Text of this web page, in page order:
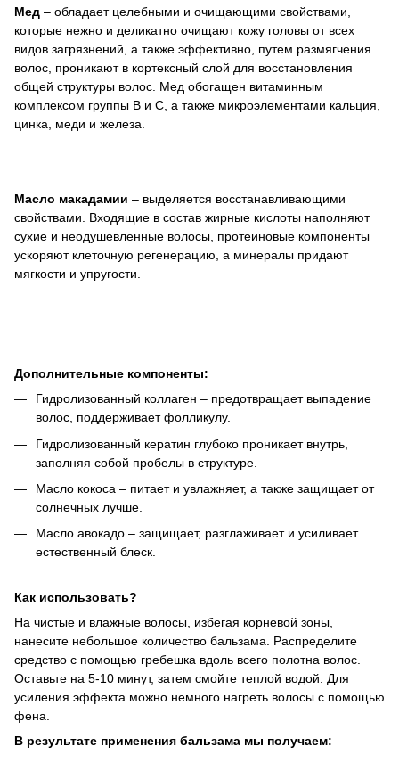
Мед – обладает целебными и очищающими свойствами,
которые нежно и деликатно очищают кожу головы от всех
видов загрязнений, а также эффективно, путем размягчения
волос, проникают в кортексный слой для восстановления
общей структуры волос. Мед обогащен витаминным
комплексом группы В и С, а также микроэлементами кальция,
цинка, меди и железа.
Масло макадамии – выделяется восстанавливающими
свойствами. Входящие в состав жирные кислоты наполняют
сухие и неодушевленные волосы, протеиновые компоненты
ускоряют клеточную регенерацию, а минералы придают
мягкости и упругости.
Дополнительные компоненты:
Гидролизованный коллаген – предотвращает выпадение
волос, поддерживает фолликулу.
Гидролизованный кератин глубоко проникает внутрь,
заполняя собой пробелы в структуре.
Масло кокоса – питает и увлажняет, а также защищает от
солнечных лучше.
Масло авокадо – защищает, разглаживает и усиливает
естественный блеск.
Как использовать?
На чистые и влажные волосы, избегая корневой зоны,
нанесите небольшое количество бальзама. Распределите
средство с помощью гребешка вдоль всего полотна волос.
Оставьте на 5-10 минут, затем смойте теплой водой. Для
усиления эффекта можно немного нагреть волосы с помощью
фена.
В результате применения бальзама мы получаем: